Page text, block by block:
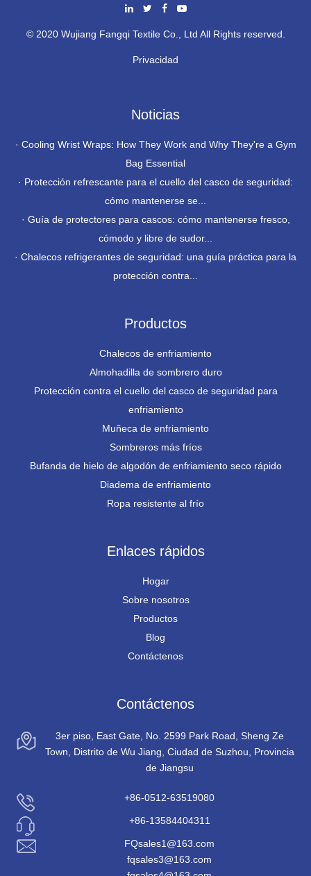
© 2020 Wujiang Fangqi Textile Co., Ltd All Rights reserved.
Privacidad
Noticias
· Cooling Wrist Wraps: How They Work and Why They're a Gym
Bag Essential
· Protección refrescante para el cuello del casco de seguridad:
cómo mantenerse se...
· Guía de protectores para cascos: cómo mantenerse fresco,
cómodo y libre de sudor...
· Chalecos refrigerantes de seguridad: una guía práctica para la
protección contra...
Productos
Chalecos de enfriamiento
Almohadilla de sombrero duro
Protección contra el cuello del casco de seguridad para
enfriamiento
Muñeca de enfriamiento
Sombreros más fríos
Bufanda de hielo de algodón de enfriamiento seco rápido
Diadema de enfriamiento
Ropa resistente al frío
Enlaces rápidos
Hogar
Sobre nosotros
Productos
Blog
Contáctenos
Contáctenos
3er piso, East Gate, No. 2599 Park Road, Sheng Ze
Town, Distrito de Wu Jiang, Ciudad de Suzhou, Provincia
de Jiangsu
+86-0512-63519080
+86-13584404311
FQsales1@163.com
fqsales3@163.com